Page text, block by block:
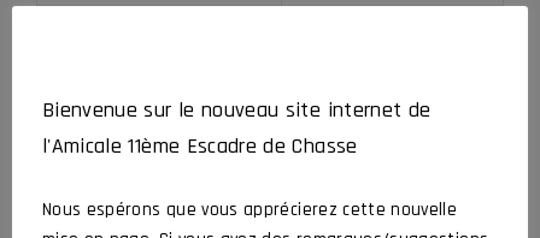
Bienvenue sur le nouveau site internet de
l'Amicale 11ème Escadre de Chasse
Nous espérons que vous apprécierez cette nouvelle